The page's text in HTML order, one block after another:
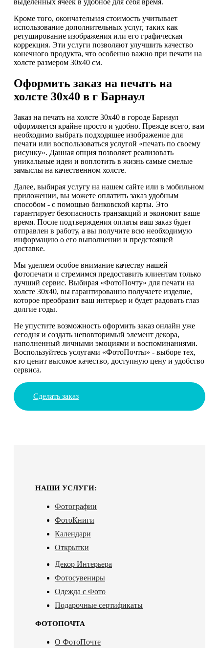
выделенных ячеек в удобное для себя время.
Кроме того, окончательная стоимость учитывает
использование дополнительных услуг, таких как
ретуширование изображения или его графическая
коррекция. Эти услуги позволяют улучшить качество
конечного продукта, что особенно важно при печати на
холсте размером 30х40 см.
Оформить заказ на печать на
холсте 30х40 в г Барнаул
Заказ на печать на холсте 30х40 в городе Барнаул
оформляется крайне просто и удобно. Прежде всего, вам
необходимо выбрать подходящее изображение для
печати или воспользоваться услугой «печать по своему
рисунку». Данная опция позволяет реализовать
уникальные идеи и воплотить в жизнь самые смелые
замыслы на качественном холсте.
Далее, выбирая услугу на нашем сайте или в мобильном
приложении, вы можете оплатить заказ удобным
способом - с помощью банковской карты. Это
гарантирует безопасность транзакций и экономит ваше
время. После подтверждения оплаты ваш заказ будет
отправлен в работу, а вы получите всю необходимую
информацию о его выполнении и предстоящей
доставке.
Мы уделяем особое внимание качеству нашей
фотопечати и стремимся предоставить клиентам только
лучший сервис. Выбирая «ФотоПочту» для печати на
холсте 30х40, вы гарантированно получаете изделие,
которое преобразит ваш интерьер и будет радовать глаз
долгие годы.
Не упустите возможность оформить заказ онлайн уже
сегодня и создать неповторимый элемент декора,
наполненный личными эмоциями и воспоминаниями.
Воспользуйтесь услугами «ФотоПочты» - выборе тех,
кто ценит высокое качество, доступную цену и удобство
сервиса.
Сделать заказ
НАШИ УСЛУГИ:
Фотографии
ФотоКниги
Календари
Открытки
Декор Интерьера
Фотосувениры
Одежда с Фото
Подарочные сертификаты
ФОТОПОЧТА
О ФотоПочте